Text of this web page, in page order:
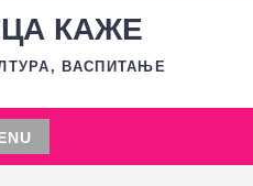
КАЖЕ
ВАСПИТАЊЕ